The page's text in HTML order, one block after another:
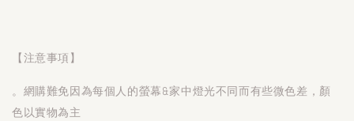
【注意事項】
。網購難免因為每個人的螢幕&家中燈光不同而有些微色差，顏
色以實物為主